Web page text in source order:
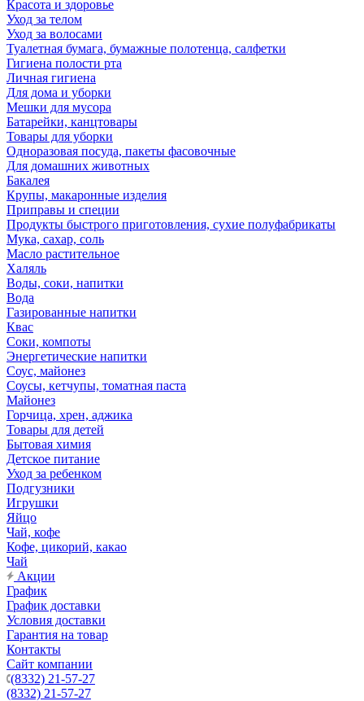
Красота и здоровье
Уход за телом
Уход за волосами
Туалетная бумага, бумажные полотенца, салфетки
Гигиена полости рта
Личная гигиена
Для дома и уборки
Мешки для мусора
Батарейки, канцтовары
Товары для уборки
Одноразовая посуда, пакеты фасовочные
Для домашних животных
Бакалея
Крупы, макаронные изделия
Приправы и специи
Продукты быстрого приготовления, сухие полуфабрикаты
Мука, сахар, соль
Масло растительное
Халяль
Воды, соки, напитки
Вода
Газированные напитки
Квас
Соки, компоты
Энергетические напитки
Соус, майонез
Соусы, кетчупы, томатная паста
Майонез
Горчица, хрен, аджика
Товары для детей
Бытовая химия
Детское питание
Уход за ребенком
Подгузники
Игрушки
Яйцо
Чай, кофе
Кофе, цикорий, какао
Чай
Акции
График
График доставки
Условия доставки
Гарантия на товар
Контакты
Сайт компании
(8332) 21-57-27
(8332) 21-57-27